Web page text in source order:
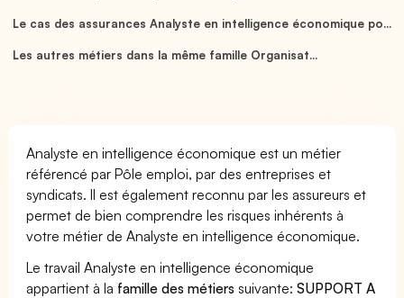
Le cas des assurances Analyste en intelligence économique po...
Les autres métiers dans la même famille Organisat...
Analyste en intelligence économique est un métier
référencé par Pôle emploi, par des entreprises et
syndicats. Il est également reconnu par les assureurs et
permet de bien comprendre les risques inhérents à
votre métier de Analyste en intelligence économique.
Le travail Analyste en intelligence économique
appartient à la famille des métiers suivante:SUPPORT A